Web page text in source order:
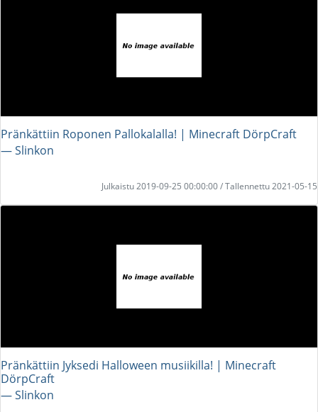
Pränkättiin Roponen Pallokalalla! | Minecraft DörpCraft
― Slinkon
Julkaistu 2019-09-25 00:00:00 / Tallennettu 2021-05-15
Pränkättiin Jyksedi Halloween musiikilla! | Minecraft
DörpCraft
― Slinkon